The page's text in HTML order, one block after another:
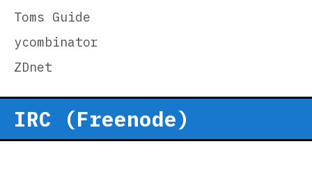
Toms Guide
ycombinator
ZDnet
IRC (Freenode)